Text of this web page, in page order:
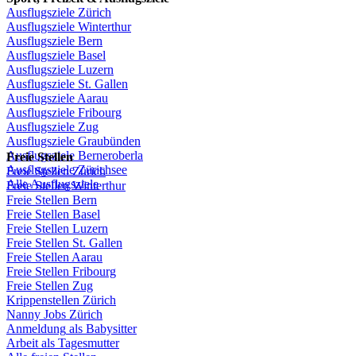
Ausflugsziele Zürich
Ausflugsziele Winterthur
Ausflugsziele Bern
Ausflugsziele Basel
Ausflugsziele Luzern
Ausflugsziele St. Gallen
Ausflugsziele Aarau
Ausflugsziele Fribourg
Ausflugsziele Zug
Ausflugsziele Graubünden
Ausflugsziele Berneroberla
Ausflugsziele Zürichsee
Alle Ausflugsziele
Freie Stellen
Freie Stellen Zürich
Freie StellenWinterthur
Freie Stellen Bern
Freie Stellen Basel
Freie Stellen Luzern
Freie Stellen St. Gallen
Freie Stellen Aarau
Freie Stellen Fribourg
Freie Stellen Zug
Krippenstellen Zürich
Nanny Jobs Zürich
Anmeldung als Babysitter
Arbeit als Tagesmutter